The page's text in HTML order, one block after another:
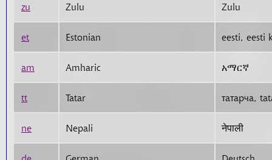
zu Zulu Zulu
et Estonian eesti, eesti
am Amharic አማርኛ
tt Tatar
ne Nepali नेपाली